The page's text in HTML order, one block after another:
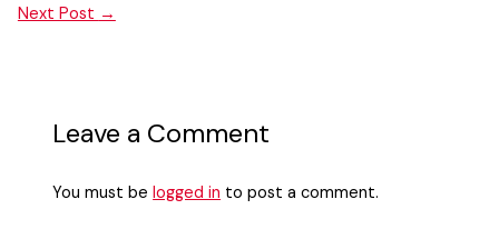
Next Post →
Leave a Comment
You must belogged in to post a comment.